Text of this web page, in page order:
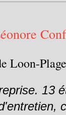
Loon-
13